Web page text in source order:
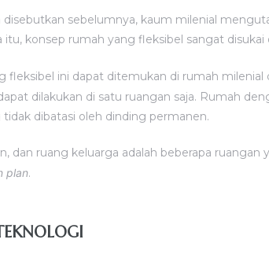
disebutkan sebelumnya, kaum milenial
itu, konsep rumah yang fleksibel sangat disukai
fleksibel ini dapat ditemukan di rumah milenial
dilakukan di satu ruangan saja. Rumah
dibatasi oleh dinding permanen.
dan ruang keluarga adalah beberapa ruangan
plan.